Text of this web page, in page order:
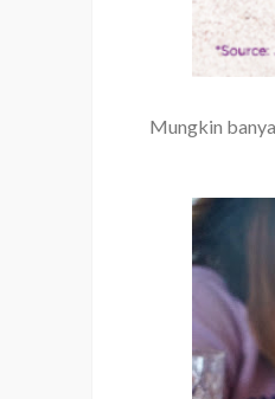
Mungkin